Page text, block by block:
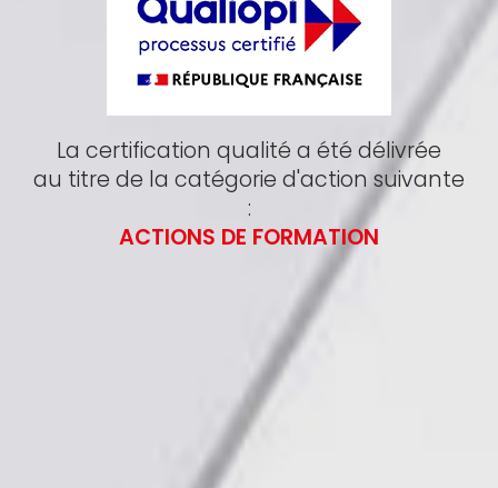
La certification qualité a été délivrée
au titre de la catégorie d'action suivante
:
ACTIONS DE FORMATION